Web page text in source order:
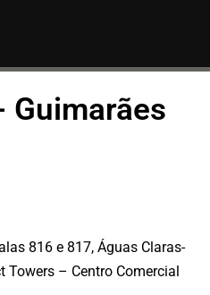
Guimarães
816 e 817, Águas Claras-
Towers – Centro Comercial